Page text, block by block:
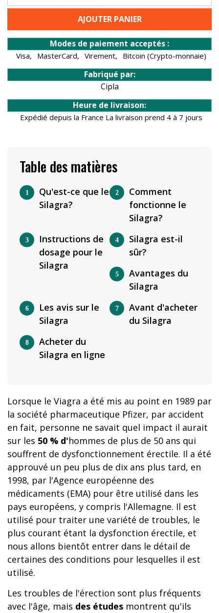
AJOUTER PANIER
Modes de paiement acceptés :
Visa, MasterCard, Virement, Bitcoin (Crypto-monnaie)
Fabriqué par:
Cipla
Heure de livraison:
Expédié depuis la France La livraison prend 4 à 7 jours
Table des matières
Qu'est-ce que le
Silagra?
Comment
fonctionne le
Silagra?
Instructions de
dosage pour le
Silagra
Silagra est-il
sûr?
Avantages du
Silagra
Les avis sur le
Silagra
Avant d'acheter
du Silagra
Acheter du
Silagra en ligne
Lorsque le Viagra a été mis au point en 1989 par
la société pharmaceutique Pfizer, par accident
en fait, personne ne savait quel impact il aurait
sur les 50 % d'hommes de plus de 50 ans qui
souffrent de dysfonctionnement érectile. Il a été
approuvé un peu plus de dix ans plus tard, en
1998, par l'Agence européenne des
médicaments (EMA) pour être utilisé dans les
pays européens, y compris l'Allemagne. Il est
utilisé pour traiter une variété de troubles, le
plus courant étant la dysfonction érectile, et
nous allons bientôt entrer dans le détail de
certaines des conditions pour lesquelles il est
utilisé.
Les troubles de l'érection sont plus fréquents
avec l'âge, mais des études montrent qu'ils